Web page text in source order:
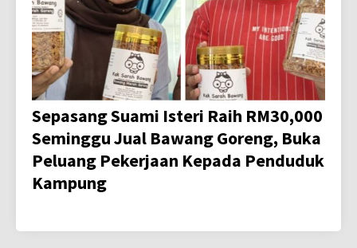
Sepasang Suami Isteri Raih RM30,000
Seminggu Jual Bawang Goreng, Buka
Peluang Pekerjaan Kepada Penduduk
Kampung